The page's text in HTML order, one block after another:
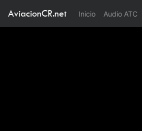
AviacionCR.net Inicio(current)
Audio ATC